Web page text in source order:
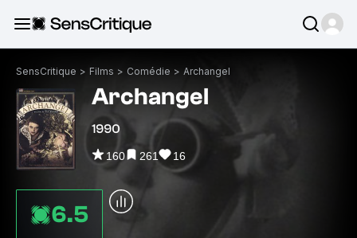
SensCritique > Films > Comédie > Archangel
Archangel
1990
160 261 16
6.5